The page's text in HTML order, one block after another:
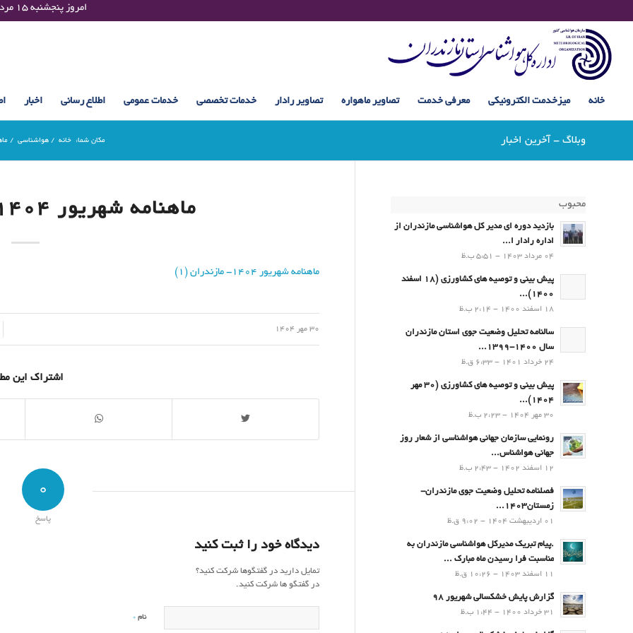
Thursday 06 August 2026 , 08:48 UTC ¤¤¤¤ امروز پنجشنبه ۱۵ مرداد ۱۴۰۵ساعت : ۰۸:۴۸
خانه میزخدمت الکترونیکی معرفی خدمت تصاویر ماهواره تصاویر رادار خدمات تخصصی خدمات عمومی اطلاع رسانی اخبار
وبلاگ - آخرین اخبار مکان شما: خانه / هواشناسی /
ماهنامه شهریور 1404- مازندران (1)
ماهنامه شهریور 1404- مازندران (1)
30 مهر 1404
اشتراک این
0
پاسخ
دیدگاه خود را ثبت کنید
تمایل دارید در گفتگوها شرکت کنید؟
در گفتگو ها شرکت کنید.
نام *
محبوب
بازدید دوره ای مدیر کل هواشناسی مازندران از
اداره رادار ا...
04 مرداد 1403 - 5:51 ب.ظ
پیش بینی و توصیه های کشاورزی (18 اسفند
1400)...
18 اسفند 1400 - 2:14 ب.ظ
سالنامه تحلیل وضعیت جوی استان مازندران
سال 1400-1399...
24 خرداد 1401 - 6:33 ق.ظ
پیش بینی و توصیه های کشاورزی (30 مهر
۱۴۰۴)...
30 مهر 1404 - 2:23 ب.ظ
رونمایی سازمان جهانی هواشناسی از شعار روز
جهانی هواشناس...
12 اسفند 1402 - 2:43 ب.ظ
فصلنامه تحلیل وضعیت جوی مازندران-
زمستان۱۴۰۳...
01 اردیبهشت 1404 - 9:02 ق.ظ
.پيام تبريك مدیرکل هواشناسی مازندران به
مناسبت فرا رسيدن ماه مبارك ...
11 اسفند 1403 - 10:26 ق.ظ
گزارش پایش خشکسالی شهریور 98
31 خرداد 1400 - 1:44 ب.ظ